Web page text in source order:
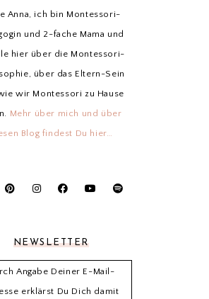
Anna, ich bin Montessori-
und 2-fache Mama und
hier über die Montessori-
über das Eltern-Sein
wir Montessori zu Hause
Mehr über mich und über
Blog findest Du hier…
NEWSLETTER
Angabe Deiner E-Mail-
erklärst Du Dich damit